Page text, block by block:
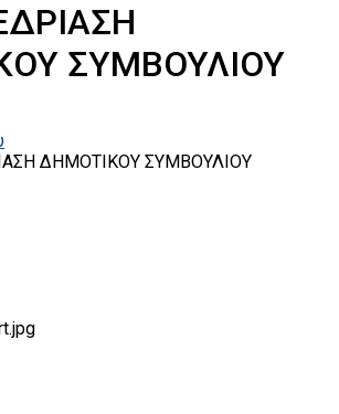
ΣΥΜΒΟΥΛΙΟΥ
ΔΗΜΟΤΙΚΟΥ ΣΥΜΒΟΥΛΙΟΥ